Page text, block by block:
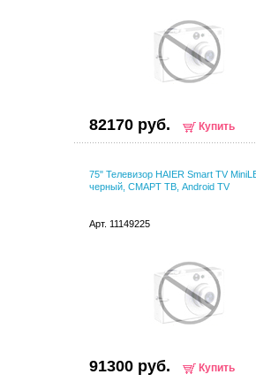
82170 руб. Купить
75" Телевизор HAIER Smart TV
черный, СМАРТ ТВ, Android TV
Арт. 11149225
91300 руб. Купить